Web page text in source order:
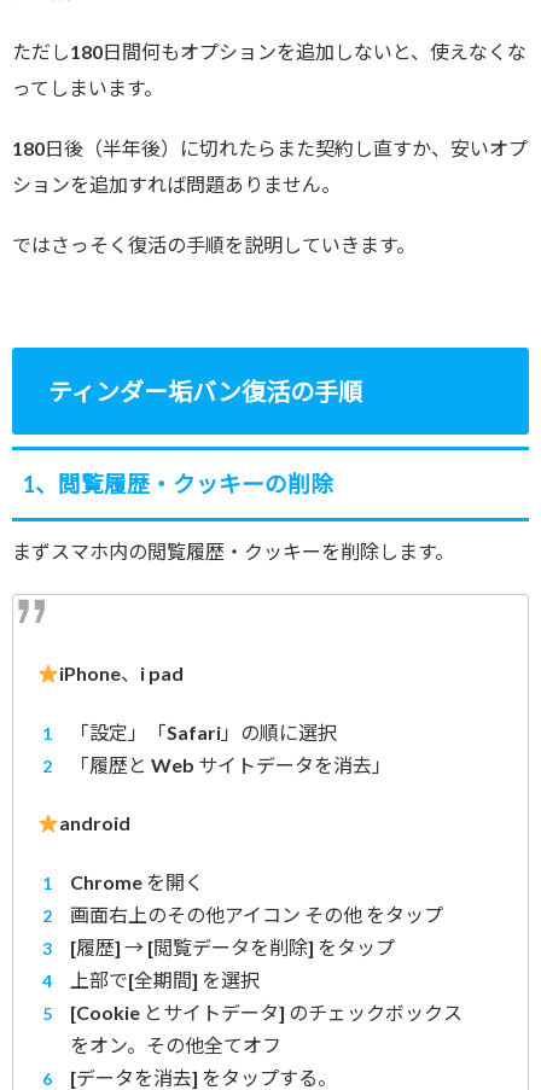
ただし180日間何もオプションを追加しないと、使えなくな
ってしまいます。
180日後（半年後）に切れたらまた契約し直すか、安いオプ
ションを追加すれば問題ありません。
ではさっそく復活の手順を説明していきます。
ティンダー垢バン復活の手順
1、閲覧履歴・クッキーの削除
まずスマホ内の閲覧履歴・クッキーを削除します。
iPhone、i pad
「設定」「Safari」の順に選択
「履歴と Web サイトデータを消去」
android
Chrome を開く
画面右上のその他アイコン その他 をタップ
[履歴] → [閲覧データを削除] をタップ
上部で[全期間] を選択
[Cookie とサイトデータ] のチェックボックス
をオン。その他全てオフ
[データを消去] をタップする。